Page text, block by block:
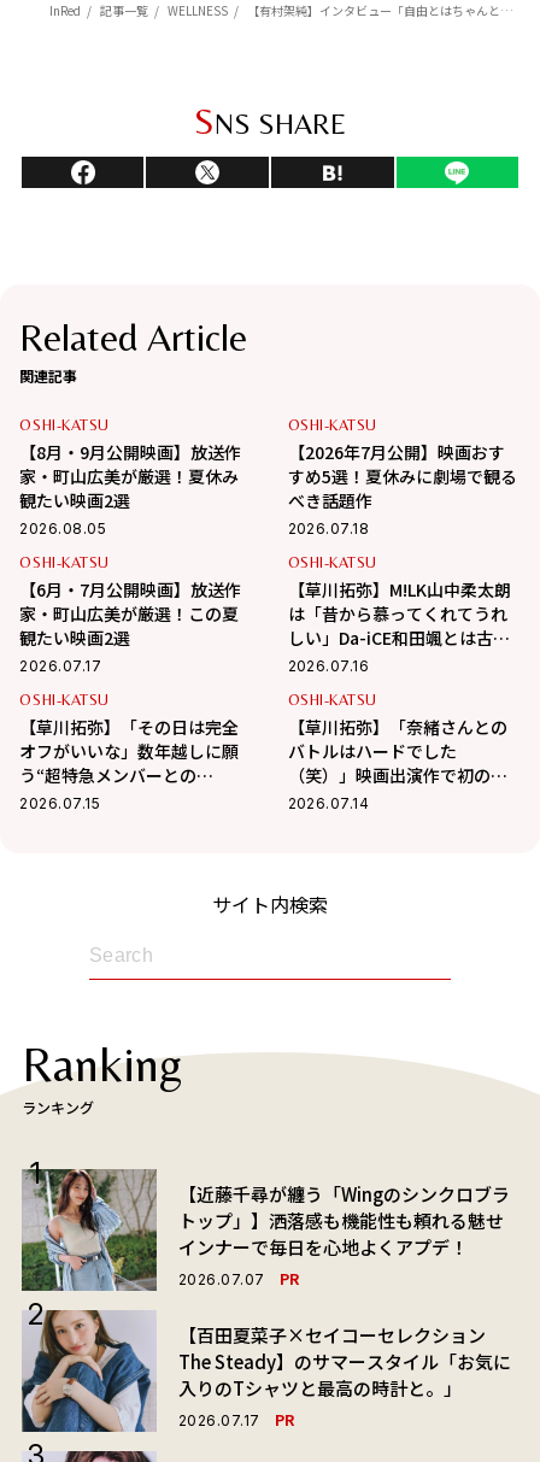
InRed 記事一覧 WELLNESS 【有村架純】インタビュー「自由とはちゃんと筋を通した先にある気がする」
SNS SHARE
Related Article
関連記事
OSHI-KATSU
【8月・9月公開映画】放送作
家・町山広美が厳選！夏休み
観たい映画2選
2026.08.05
OSHI-KATSU
【2026年7月公開】映画おす
すめ5選！夏休みに劇場で観る
べき話題作
2026.07.18
OSHI-KATSU
【6月・7月公開映画】放送作
家・町山広美が厳選！この夏
観たい映画2選
2026.07.17
OSHI-KATSU
【草川拓弥】M!LK山中柔太朗
は「昔から慕ってくれてうれ
しい」Da-iCE和田颯とは古着
屋へ！華麗な交友関係に迫る
2026.07.16
OSHI-KATSU
【草川拓弥】「その日は完全
オフがいいな」数年越しに願
う“超特急メンバーとの
BBQ”！最近熱中している趣味
2026.07.15
OSHI-KATSU
【草川拓弥】「奈緒さんとの
バトルはハードでした
（笑）」映画出演作で初の髭
姿で挑んだ新境地
2026.07.14
サイト内検索
Ranking
ランキング
【近藤千尋が纏う「Wingのシンクロブラ
トップ」】洒落感も機能性も頼れる魅せ
インナーで毎日を心地よくアプデ！
2026.07.07 PR
【百田夏菜子×セイコーセレクション
The Steady】のサマースタイル「お気に
入りのTシャツと最高の時計と。」
2026.07.17 PR